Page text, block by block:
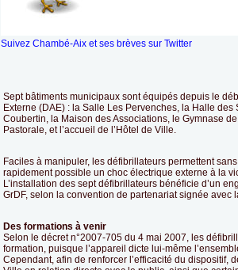
Suivez Chambé-Aix et ses brèves sur Twitter
Sept bâtiments municipaux sont équipés depuis le
Externe (DAE) : la Salle Les Pervenches, la Halle
Coubertin, la Maison des Associations, le Gymnase
Pastorale, et l’accueil de l’Hôtel de Ville.
Faciles à manipuler, les défibrillateurs permettent
rapidement possible un choc électrique externe à la
L’installation des sept défibrillateurs bénéficie d’un
GrDF, selon la convention de partenariat signée avec
Des formations à venir
Selon le décret n°2007-705 du 4 mai 2007, les
formation, puisque l’appareil dicte lui-même
Cependant, afin de renforcer l’efficacité du dispositif,